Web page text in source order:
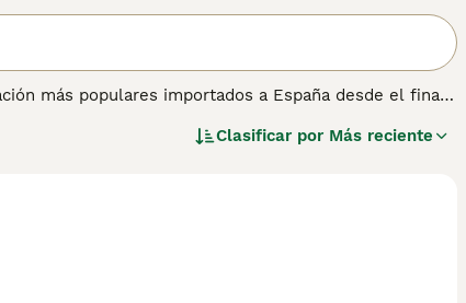
más populares importados a España desde el final
con una apariencia noble y elegante que,
Clasificar por Más reciente